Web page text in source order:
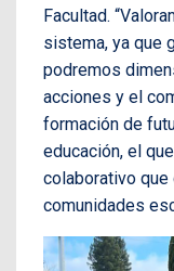
Facultad.
sistema, ya que
podremos
acciones y el
formación de
educación, el
colaborativo
comunidades